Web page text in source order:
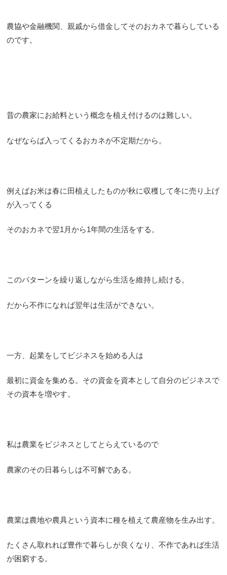
農協や金融機関、親戚から借金してそのおカネで暮らしている
のです。
昔の農家にお給料という概念を植え付けるのは難しい。
なぜならば入ってくるおカネが不定期だから。
例えばお米は春に田植えしたものが秋に収穫して冬に売り上げ
が入ってくる
そのおカネで翌1月から1年間の生活をする。
このパターンを繰り返しながら生活を維持し続ける。
だから不作になれば翌年は生活ができない。
一方、起業をしてビジネスを始める人は
最初に資金を集める。その資金を資本として自分のビジネスで
その資本を増やす。
私は農業をビジネスとしてとらえているので
農家のその日暮らしは不可解である。
農業は農地や農具という資本に種を植えて農産物を生み出す。
たくさん取れれば豊作で暮らしが良くなり、不作であれば生活
が困窮する。